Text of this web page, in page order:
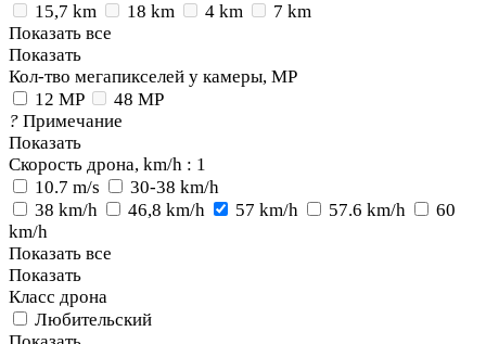
15,7 km
18 km 4 km
7 km
Показать все
Показать
Кол-тво мегапикселей у камеры, MP
12 MP
48 MP
? Примечание
Показать
Скорость дрона, km/h : 1
10.7 m/s
30-38 km/h
38 km/h
46,8 km/h 57 km/h 57.6 km/h
60
km/h
Показать все
Показать
Класс дрона
Любительский